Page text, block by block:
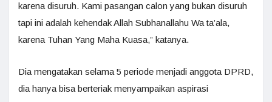
karena disuruh. Kami pasangan calon yang bukan disuruh
tapi ini adalah kehendak Allah Subhanallahu Wa ta’ala,
karena Tuhan Yang Maha Kuasa,” katanya.
Dia mengatakan selama 5 periode menjadi anggota DPRD,
dia hanya bisa berteriak menyampaikan aspirasi